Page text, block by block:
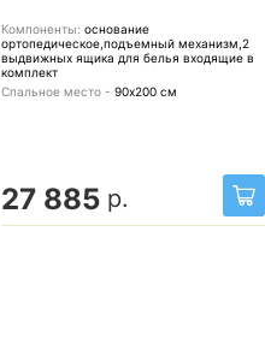
Компоненты: основание
ортопедическое,подъемный механизм,2
выдвижных ящика для белья входящие в
комплект
Спальное место - 90х200 см
27 885 р.